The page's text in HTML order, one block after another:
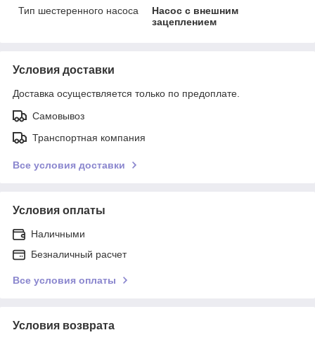
Тип шестеренного насоса
Насос с внешним
зацеплением
Условия доставки
Доставка осуществляется только по предоплате.
Самовывоз
Транспортная компания
Все условия доставки
Условия оплаты
Наличными
Безналичный расчет
Все условия оплаты
Условия возврата